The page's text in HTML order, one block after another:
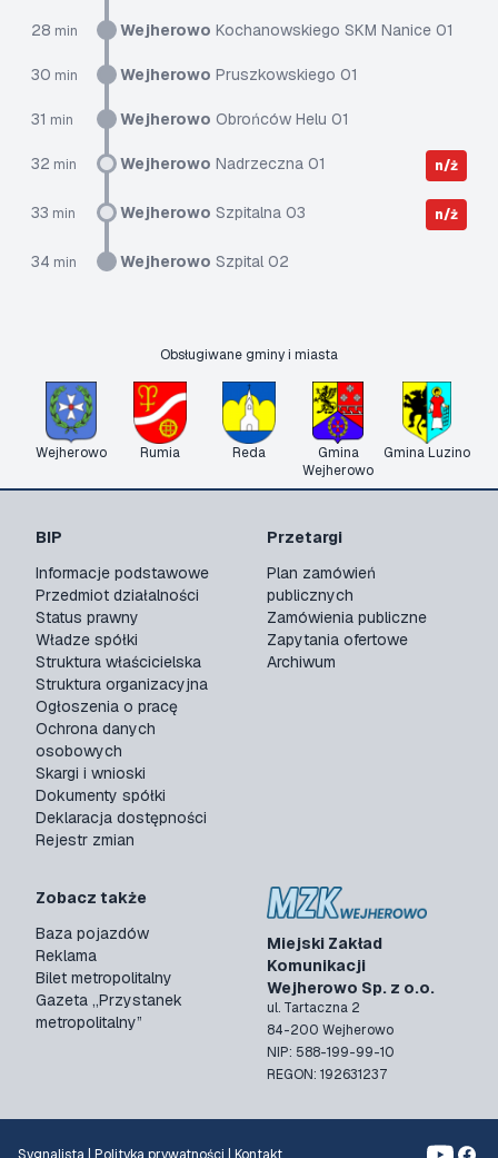
28 min Wejherowo Kochanowskiego SKM Nanice 01
30 min Wejherowo Pruszkowskiego 01
31 min Wejherowo Obrońców Helu 01
32 min Wejherowo Nadrzeczna 01 n/ż
33 min Wejherowo Szpitalna 03 n/ż
34 min Wejherowo Szpital 02
Obsługiwane gminy i miasta
Wejherowo Rumia Reda
Gmina
Wejherowo
Gmina Luzino
Miejski Zakład
Komunikacji
Wejherowo Sp. z o.o.
ul. Tartaczna 2
84-200 Wejherowo
NIP: 588-199-99-10
REGON: 192631237
BIP
Informacje podstawowe
Przedmiot działalności
Status prawny
Władze spółki
Struktura właścicielska
Struktura organizacyjna
Ogłoszenia o pracę
Ochrona danych
osobowych
Skargi i wnioski
Dokumenty spółki
Deklaracja dostępności
Rejestr zmian
Przetargi
Plan zamówień
publicznych
Zamówienia publiczne
Zapytania ofertowe
Archiwum
Zobacz także
Baza pojazdów
Reklama
Bilet metropolitalny
Gazeta „Przystanek
metropolitalny”